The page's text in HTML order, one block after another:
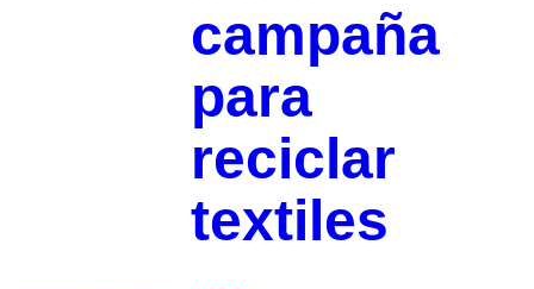
campaña
para
reciclar
textiles